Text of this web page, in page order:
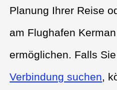
Planung Ihrer Reise
am Flughafen
ermöglichen. Falls
Verbindung suchen,